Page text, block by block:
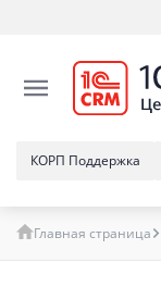
КОРП Поддержка
Главная страница